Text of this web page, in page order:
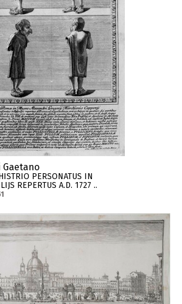
Gaetano
PERSONATUS IN
REPERTUS A.D. 1727 ..